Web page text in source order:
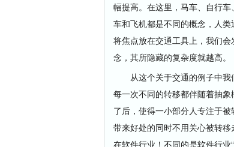
幅提高。在这里，马车、自行
车和飞机都是不同的概念，人
将焦点放在交通工具上，我们
念，其所隐藏的复杂度就越高。
从这个关于交通的例子中我
每一次不同的转移都伴随着抽
了后，使得一小部分人专注于
带来好处的同时不用关心被转
在软件行业！不同的是软件行业